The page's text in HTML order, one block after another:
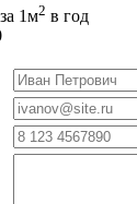
за 1м2 в год